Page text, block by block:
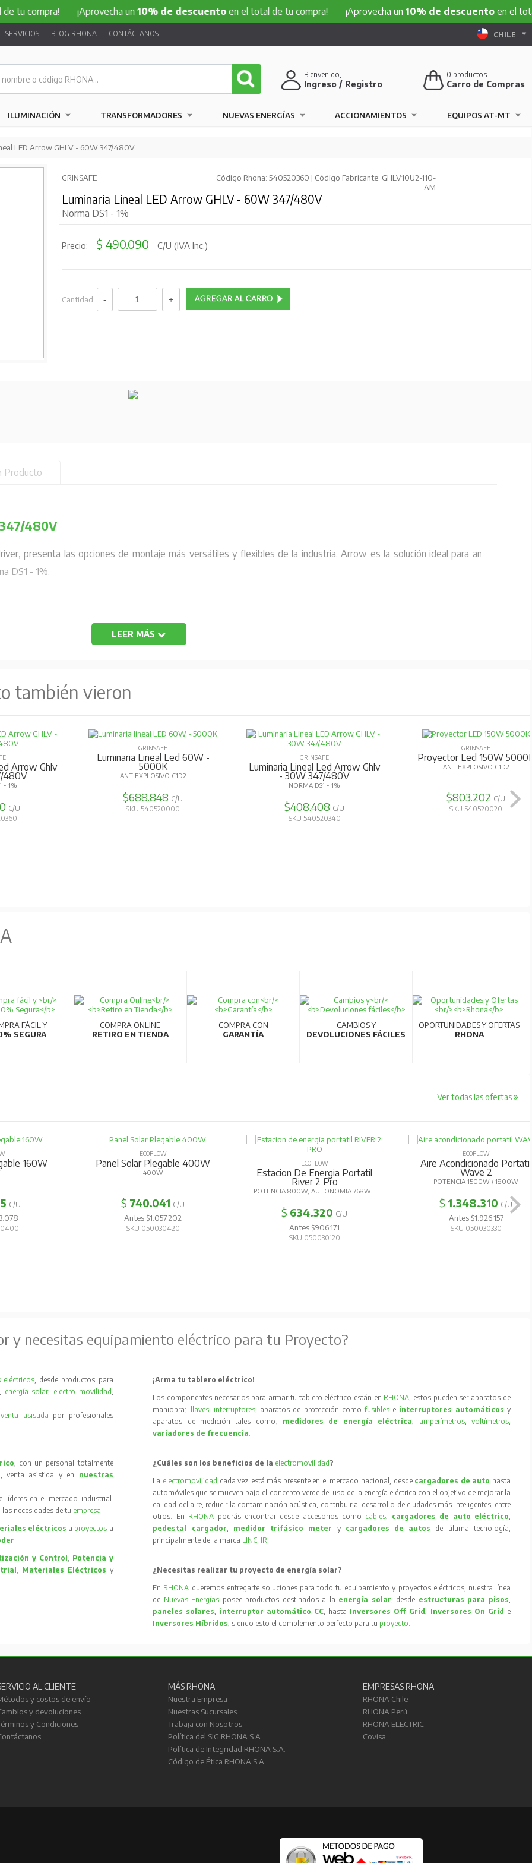
tu compra! ¡Aprovecha un 10% de descuentoen el total de tu compra! ¡Aprovecha un 10% de descuentoen el
SERVICIOS BLOG RHONA CONTÁCTANOS CHILE
0 productos
Carro de Compras
Bienvenido,
Ingreso / Registro
ILUMINACIÓN TRANSFORMADORES NUEVAS ENERGÍAS ACCIONAMIENTOS EQUIPOS AT-MT
LED Arrow GHLV - 60W 347/480V
GRINSAFE
Código Rhona: 540520360 | Código Fabricante: GHLV10U2-110-
AM
Luminaria Lineal LED Arrow GHLV - 60W 347/480V
Norma DS1 - 1%
Precio: $ 490.090 C/U (IVA Inc.)
Cantidad:
Producto
480V
presenta las opciones de montaje más versátiles y flexibles de la industria. Arrow es la solución ideal para ambientes
DS1 - 1%.
P
W
LEER MÁS
también vieron
Arrow Ghlv
480V
- 1%
C/U
GRINSAFE
Luminaria Lineal Led 60W -
5000K
ANTIEXPLOSIVO C1D2
$688.848 C/U
SKU 540520000
GRINSAFE
Luminaria Lineal Led Arrow Ghlv
- 30W 347/480V
NORMA DS1 - 1%
$408.408 C/U
SKU 540520340
GRINSAFE
Proyector Led 150W
ANTIEXPLOSIVO C1D2
$803.202 C/U
SKU 540520020
FÁCIL Y
SEGURA
COMPRA ONLINE
RETIRO EN TIENDA
COMPRA CON
GARANTÍA
CAMBIOS Y
DEVOLUCIONES FÁCILES
OPORTUNIDADES Y OFERTAS
RHONA
Ver todas las ofertas
160W
C/U
ECOFLOW
Panel Solar Plegable 400W
400W
$ 740.041 C/U
Antes $1.057.202
SKU 050030420
ECOFLOW
Estacion De Energia Portatil
River 2 Pro
POTENCIA 800W, AUTONOMIA 768WH
$ 634.320 C/U
Antes $906.171
SKU 050030120
ECOFLOW
Aire Acondicionado Portatil
Wave 2
POTENCIA 1500W / 1800W
$ 1.348.310 C/U
Antes $1.926.157
SKU 050030330
y necesitas equipamiento eléctrico para tu Proyecto?
eléctricos, desde productos para
, energía solar, electro movilidad,
venta asistida por profesionales
, con un personal totalmente
venta asistida y en nuestras
en el mercado industrial.
necesidades de tu empresa.
eléctricos a proyectos a
.
y Control, Potencia y
, Materiales Eléctricos y
¡Arma tu tablero eléctrico!
Los componentes necesarios para armar tu tablero eléctrico están en RHONA, estos pueden ser aparatos de
maniobra;
llaves, interruptores, aparatos de protección comofusibles e interruptores automáticos y
aparatos de medición tales como; medidores de energía eléctrica, amperímetros, voltímetros,
variadores de frecuencia.
¿Cuáles son los beneficios de la electromovilidad ?
La electromovilidad cada vez está más presente en el mercado nacional, desde cargadores de auto hasta
automóviles que se mueven bajo el concepto verde del uso de la energía eléctrica con el objetivo de mejorar la
calidad del aire, reducir la contaminación acústica, contribuir al desarrollo de ciudades más inteligentes, entre
otros. En RHONA podrás encontrar desde accesorios como cables, cargadores de auto eléctrico,
pedestal cargador, medidor trifásico meter y cargadores de autos
de última tecnología,
principalmente de la marca LINCHR.
¿Necesitas realizar tu proyecto de energía solar?
En RHONA queremos entregarte soluciones para todo tu equipamiento y proyectos eléctricos, nuestra línea
de Nuevas Energías posee productos destinados a la energía solar, desde estructuras para pisos,
paneles solares, interruptor automático CC, hasta Inversores Off Grid, Inversores On Grid e
Inversores Híbridos, siendo esto el complemento perfecto para tu proyecto.
AL CLIENTE
y costos de envío
y devoluciones
y Condiciones
MÁS RHONA
Nuestra Empresa
Nuestras Sucursales
Trabaja con Nosotros
Política del SIG RHONA S.A.
Política de Integridad RHONA S.A.
Código de Ética RHONA S.A.
EMPRESAS RHONA
RHONA Chile
RHONA Perú
RHONA ELECTRIC
Covisa